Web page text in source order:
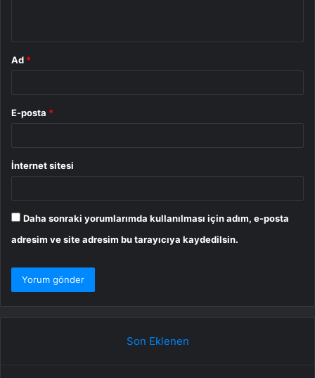
Ad *
E-posta *
İnternet sitesi
Daha sonraki yorumlarımda kullanılması için adım, e-posta
adresim ve site adresim bu tarayıcıya kaydedilsin.
Son Eklenen